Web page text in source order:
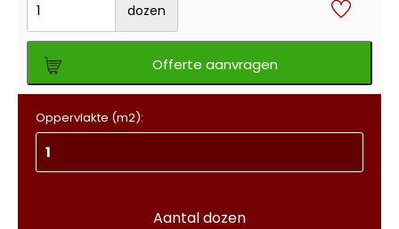
dozen
Offerte aanvragen
Oppervlakte (m2):
Aantal dozen